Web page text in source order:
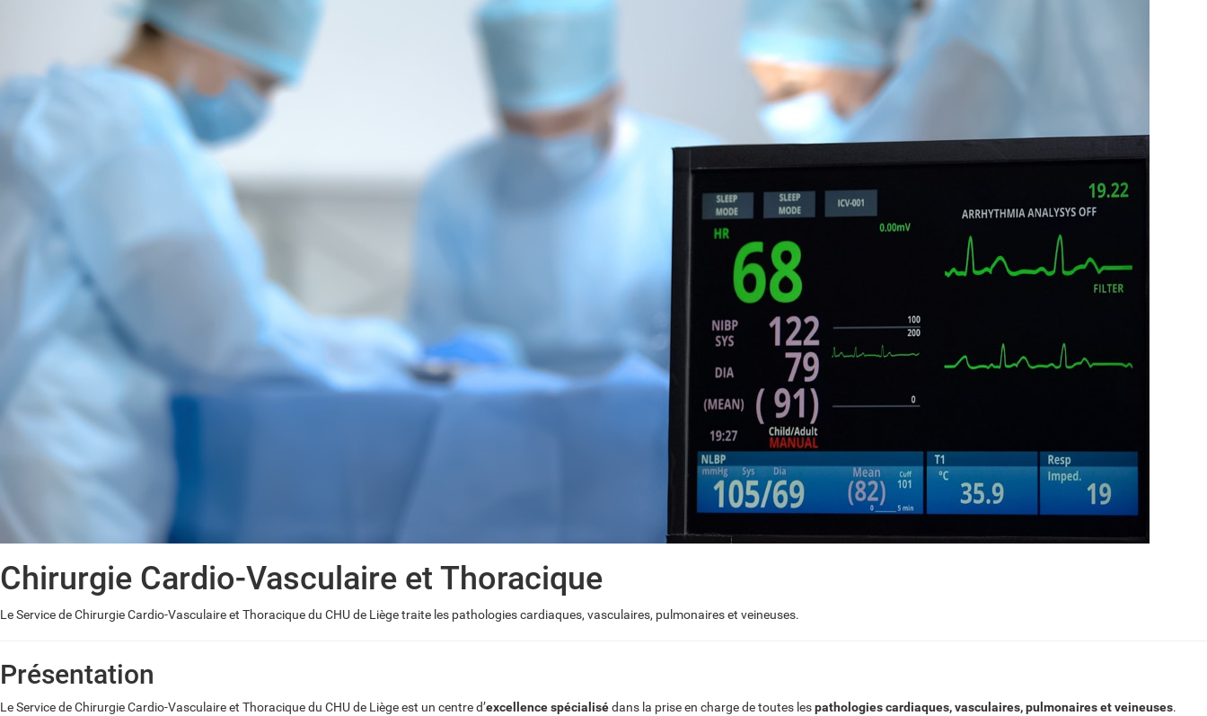
Chirurgie Cardio-Vasculaire et Thoracique
Le Service de Chirurgie Cardio-Vasculaire et Thoracique du CHU de Liège traite les pathologies cardiaques, vasculaires, pulmonaires et veineuses.
Présentation
Le Service de Chirurgie Cardio-Vasculaire et Thoracique du CHU de Liège est un centre d’excellence spécialisédans la prise en charge de toutes lespathologies cardiaques, vasculaires, pulmonaires et veineuses.